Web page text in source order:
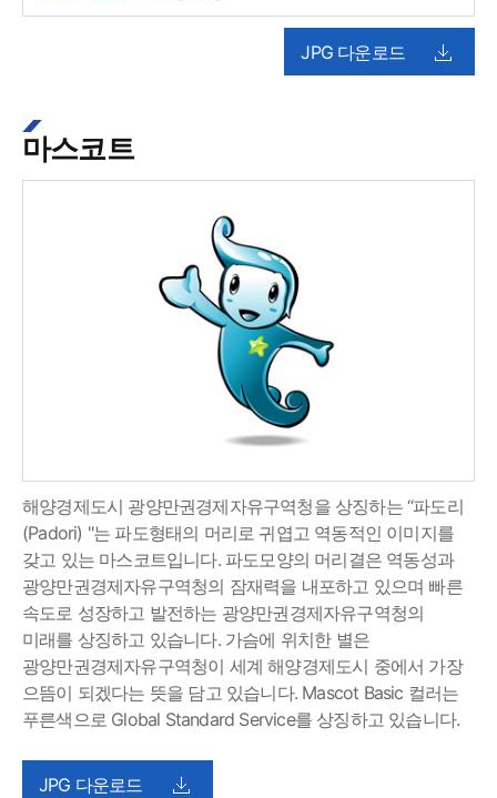
JPG 다운로드
마스코트
해양경제도시 광양만권경제자유구역청을 상징하는 “파도리
(Padori) "는 파도형태의 머리로 귀엽고 역동적인 이미지를
갖고 있는 마스코트입니다. 파도모양의 머리결은 역동성과
광양만권경제자유구역청의 잠재력을 내포하고 있으며 빠른
속도로 성장하고 발전하는 광양만권경제자유구역청의
미래를 상징하고 있습니다. 가슴에 위치한 별은
광양만권경제자유구역청이 세계 해양경제도시 중에서 가장
으뜸이 되겠다는 뜻을 담고 있습니다. Mascot Basic 컬러는
푸른색으로 Global Standard Service를 상징하고 있습니다.
JPG 다운로드